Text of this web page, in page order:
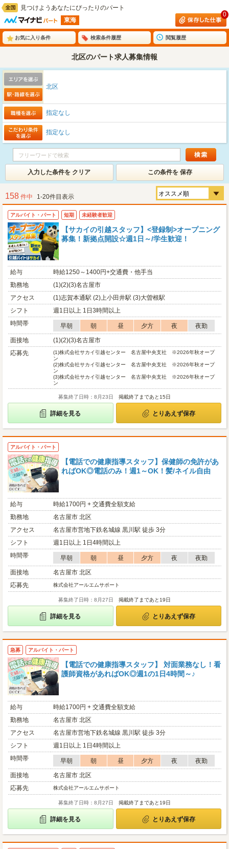
見つけようあなたにぴったりのパート
東海
0
お気に入り条件 検索条件履歴 閲覧履歴
北区のパート求人募集情報
北区
指定なし
指定なし
入力した条件を クリア この条件を 保存
158 件中 1-20件目表示
アルバイト・パート 短期 未経験者歓迎
【サカイの引越スタッフ】<登録制>オープニング
募集！新拠点開設☆週1日～/学生歓迎！
給与
時給1250～1400円+交通費・他手当
勤務地
(1)(2)(3)名古屋市
アクセス
(1)志賀本通駅 (2)上小田井駅 (3)大曽根駅
シフト
週1日以上 1日3時間以上
時間帯
早朝 朝 昼 夕方 夜
夜勤
面接地
(1)(2)(3)名古屋市
応募先
(1)株式会社サカイ引越センター 名古屋中央支社 ※2026年秋オープ
ン
(2)株式会社サカイ引越センター 名古屋中央支社 ※2026年秋オープ
ン
(3)株式会社サカイ引越センター 名古屋中央支社 ※2026年秋オープ
ン
募集終了日時：8月23日 掲載終了まであと15日
詳細を見る とりあえず保存
アルバイト・パート
【電話での健康指導スタッフ】保健師の免許があ
ればOK◎電話のみ！週1～OK！髪/ネイル自由
給与
時給1700円 + 交通費全額支給
勤務地
名古屋市 北区
アクセス
名古屋市営地下鉄名城線 黒川駅 徒歩 3分
シフト
週1日以上 1日4時間以上
時間帯
早朝 朝 昼 夕方 夜
夜勤
面接地
名古屋市 北区
応募先
株式会社アールエムサポート
募集終了日時：8月27日 掲載終了まであと19日
詳細を見る とりあえず保存
急募 アルバイト・パート
【電話での健康指導スタッフ】 対面業務なし！看
護師資格があればOK◎週1の1日4時間～♪
給与
時給1700円 + 交通費全額支給
勤務地
名古屋市 北区
アクセス
名古屋市営地下鉄名城線 黒川駅 徒歩 3分
シフト
週1日以上 1日4時間以上
時間帯
早朝 朝 昼 夕方 夜
夜勤
面接地
名古屋市 北区
応募先
株式会社アールエムサポート
募集終了日時：8月27日 掲載終了まであと19日
詳細を見る とりあえず保存